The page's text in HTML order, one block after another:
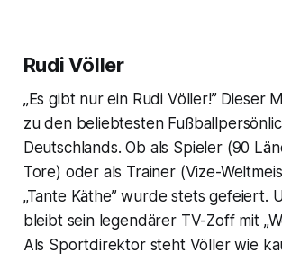
Rudi Völler
„Es gibt nur ein Rudi Völler!” Dieser
zu den beliebtesten
Deutschlands. Ob als Spieler (90
Tore) oder als Trainer (Vize-
„Tante Käthe” wurde stets gefeiert.
bleibt sein legendärer TV-Zoff mit
Als Sportdirektor steht Völler wie